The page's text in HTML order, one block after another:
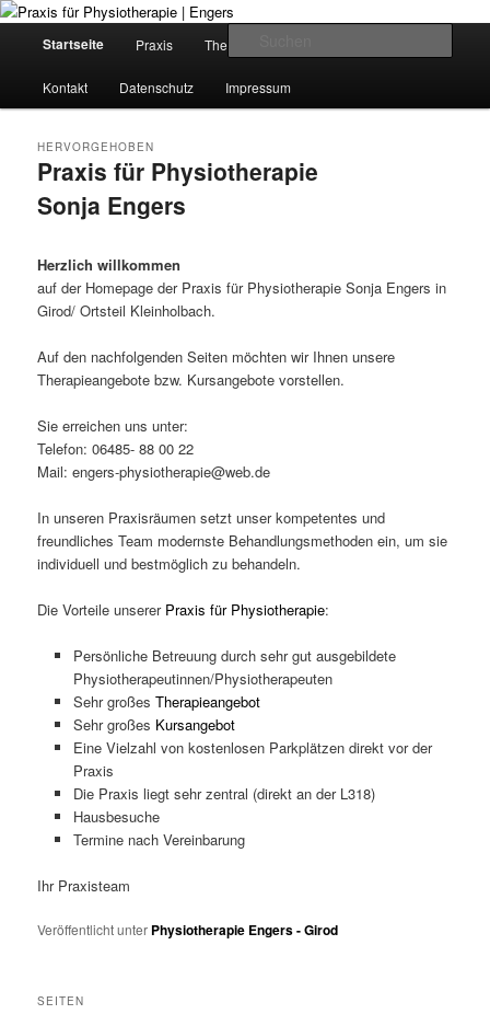
Zum
Zum
sekundären
wechselnPraxis für Physiotherapie | Engers
Krankengymnastik in Girod-Kleinholbach
p
Startseite Praxis Therapieangebote
Kontakt Datenschutz Impressum
Praxis für Physiotherapie
Sonja Engers
HERVORGEHOBEN
Herzlich willkommen
auf der Homepage der Praxis für Physiotherapie Sonja Engers in
Girod/ Ortsteil Kleinholbach.
Auf den nachfolgenden Seiten möchten wir Ihnen unsere
Therapieangebote bzw. Kursangebote vorstellen.
Sie erreichen uns unter:
Telefon: 06485- 88 00 22
Mail: engers-physiotherapie@web.de
In unseren Praxisräumen setzt unser kompetentes und
freundliches Team modernste Behandlungsmethoden ein, um sie
individuell und bestmöglich zu behandeln.
Die Vorteile unserer Praxis für Physiotherapie:
Persönliche Betreuung durch sehr gut ausgebildete
Physiotherapeutinnen/Physiotherapeuten
Sehr großes Therapieangebot
Sehr großes Kursangebot
Eine Vielzahl von kostenlosen Parkplätzen direkt vor der
Praxis
Die Praxis liegt sehr zentral (direkt an der L318)
Hausbesuche
Termine nach Vereinbarung
Ihr Praxisteam
Veröffentlicht unter Physiotherapie Engers - Girod
SEITEN